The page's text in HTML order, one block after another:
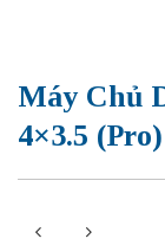
Máy Chủ
4×3.5 (Pro)